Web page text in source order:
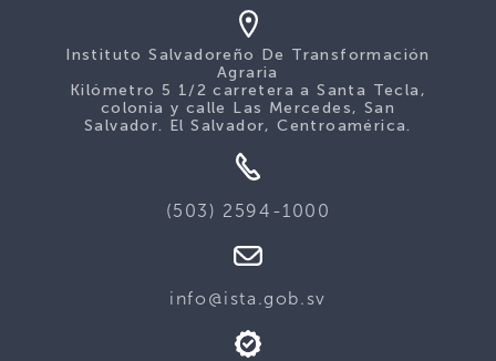
Instituto Salvadoreño De Transformación
Agraria
Kilómetro 5 1/2 carretera a Santa Tecla,
colonia y calle Las Mercedes, San
Salvador. El Salvador, Centroamérica.
(503) 2594-1000
info@ista.gob.sv